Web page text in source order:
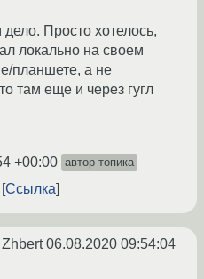
Просто хотелось,
локально на своем
планшете, а не
там еще и через гугл
+00:00 автор топика
Ссылка
Zhbert06.08.2020 09:54:04